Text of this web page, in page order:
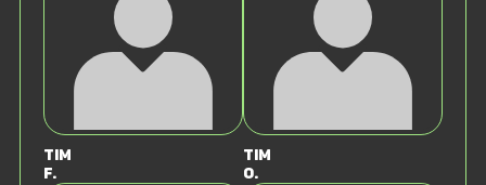
Tim
F.
Tim
O.